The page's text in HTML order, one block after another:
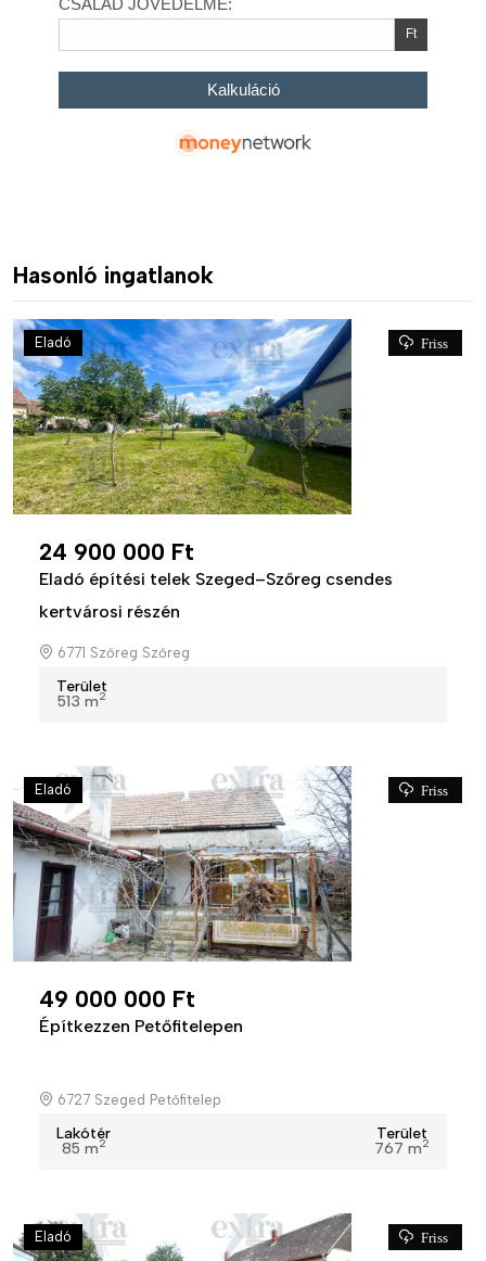
Hasonló ingatlanok
Eladó Friss
24 900 000 Ft
Eladó építési telek Szeged–Szőreg csendes
kertvárosi részén
6771 Szőreg Szőreg
Terület
513 m2
Eladó Friss
49 000 000 Ft
Építkezzen Petőfitelepen
6727 Szeged Petőfitelep
Lakótér
85 m2
Terület
767 m2
Eladó Friss